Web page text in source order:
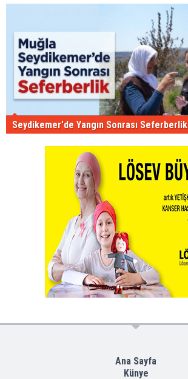
Seydikemer'de Yangın Sonrası Seferberlik
Ana Sayfa
Künye